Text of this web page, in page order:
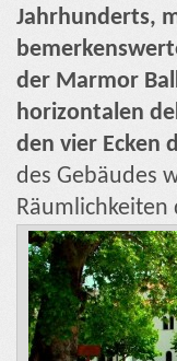
Jahrhunderts,
der Marmor
horizontalen
den vier Ecken
des Gebäudes